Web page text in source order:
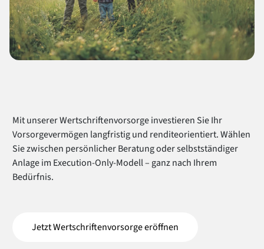
Mit unserer Wertschriftenvorsorge investieren Sie Ihr
Vorsorgevermögen langfristig und renditeorientiert. Wählen
Sie zwischen persönlicher Beratung oder selbstständiger
Anlage im Execution-Only-Modell – ganz nach Ihrem
Bedürfnis.
Jetzt Wertschriftenvorsorge eröffnen